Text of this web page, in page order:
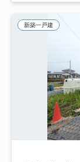
新築一戸建